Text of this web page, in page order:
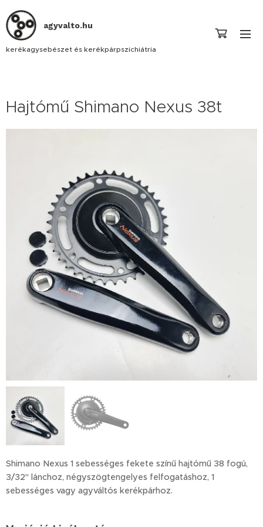
agyvalto.hu
kerékagysebészet és kerékpárpszichiátria
Hajtómű Shimano Nexus 38t
Shimano Nexus 1 sebességes fekete színű hajtómű 38 fogú,
3/32" lánchoz, négyszögtengelyes felfogatáshoz, 1
sebességes vagy agyváltós kerékpárhoz.